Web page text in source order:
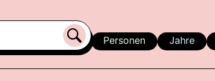
Personen Jahre